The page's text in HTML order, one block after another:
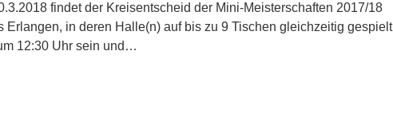
findet der Kreisentscheid der Mini-Meisterschaften 2017/18
Erlangen, in deren Halle(n) auf bis zu 9 Tischen gleichzeitig gespielt
12:30 Uhr sein und…